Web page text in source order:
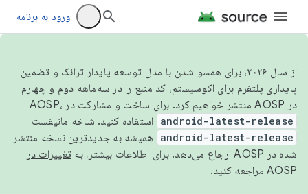
ورود به برنامه
از سال ۲۰۲۶، برای همسو شدن با مدل توسعه پایدار ترانک و تضمین
پایداری پلتفرم برای اکوسیستم، کد منبع را در سه‌ماهه دوم و چهارم
در AOSP منتشر خواهیم کرد. برای ساخت و مشارکت در AOSP،
android-latest-release استفاده کنید. شاخه مانیفست
android-latest-release
همیشه به جدیدترین نسخه منتشر
شده در AOSP ارجاع می‌دهد. برای اطلاعات بیشتر، به
تغییرات در
AOSP مراجعه کنید.